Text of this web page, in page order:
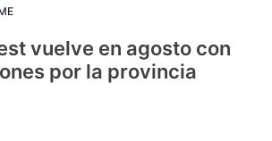
vuelve en agosto con
por la provincia